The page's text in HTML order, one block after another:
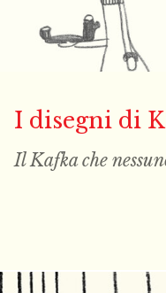
I disegni di
Il Kafka che